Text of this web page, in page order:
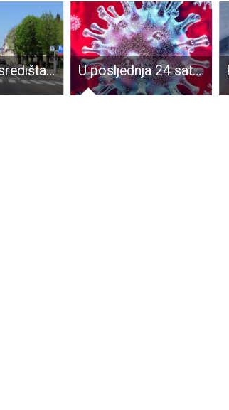
Novo ruho središta ličke metropole!!! U posljednja 24 sata 11 je novooboljelih od COVID-19